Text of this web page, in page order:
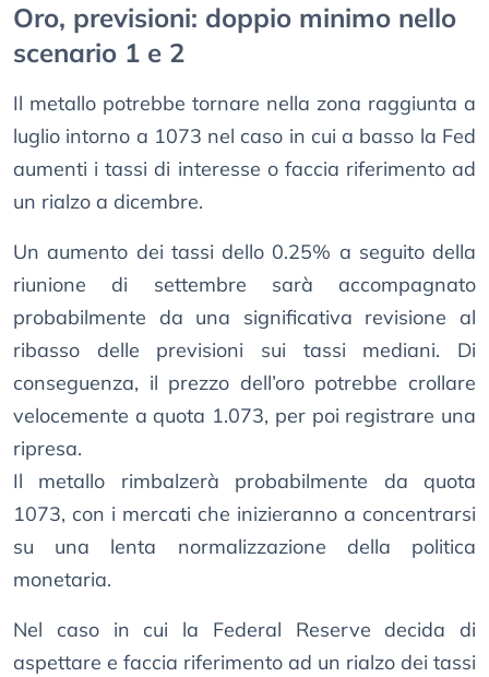
Oro, previsioni: doppio minimo nello
scenario 1 e 2
Il metallo potrebbe tornare nella zona raggiunta a
luglio intorno a 1073 nel caso in cui a basso la Fed
aumenti i tassi di interesse o faccia riferimento ad
un rialzo a dicembre.
Un aumento dei tassi dello 0.25% a seguito della
riunione di settembre sarà accompagnato
probabilmente da una significativa revisione al
ribasso delle previsioni sui tassi mediani. Di
conseguenza, il prezzo dell’oro potrebbe crollare
velocemente a quota 1.073, per poi registrare una
ripresa.
Il metallo rimbalzerà probabilmente da quota
1073, con i mercati che inizieranno a concentrarsi
su una lenta normalizzazione della politica
monetaria.
Nel caso in cui la Federal Reserve decida di
aspettare e faccia riferimento ad un rialzo dei tassi